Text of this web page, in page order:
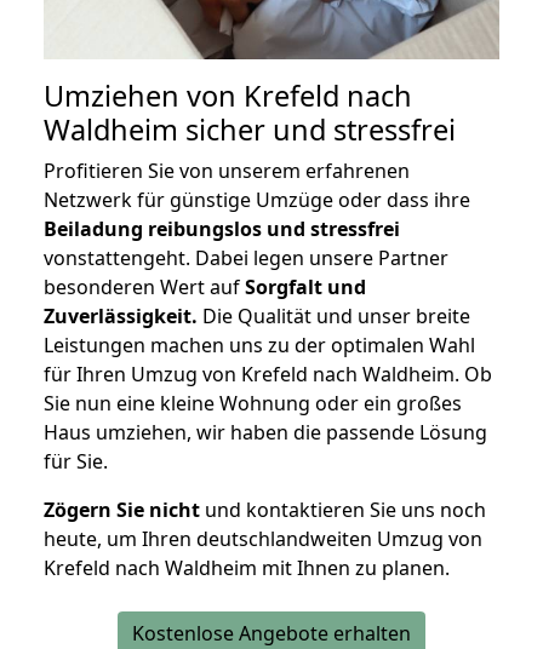
Umziehen von Krefeld nach
Waldheim sicher und stressfrei
Profitieren Sie von unserem erfahrenen
Netzwerk für günstige Umzüge oder dass ihre
Beiladung reibungslos und stressfrei
vonstattengeht. Dabei legen unsere Partner
besonderen Wert aufSorgfalt und
Zuverlässigkeit. Die Qualität und unser breite
Leistungen machen uns zu der optimalen Wahl
für Ihren Umzug von Krefeld nach Waldheim. Ob
Sie nun eine kleine Wohnung oder ein großes
Haus umziehen, wir haben die passende Lösung
für Sie.
Zögern Sie nicht und kontaktieren Sie uns noch
heute, um Ihren deutschlandweiten Umzug von
Krefeld nach Waldheim mit Ihnen zu planen.
Kostenlose Angebote erhalten